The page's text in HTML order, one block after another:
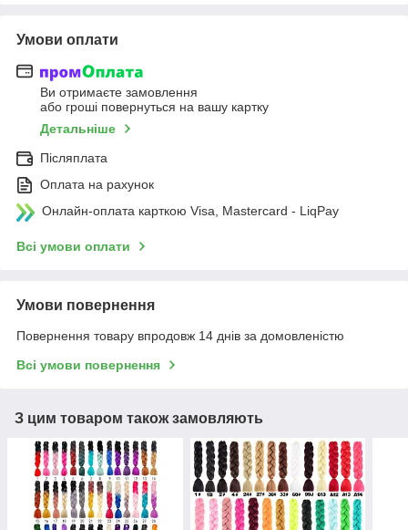
Умови оплати
Ви отримаєте замовлення
або гроші повернуться на вашу картку
Детальніше
Післяплата
Оплата на рахунок
Онлайн-оплата карткою Visa, Mastercard - LiqPay
Всі умови оплати
Умови повернення
Повернення товару впродовж 14 днів за домовленістю
Всі умови повернення
З цим товаром також замовляють